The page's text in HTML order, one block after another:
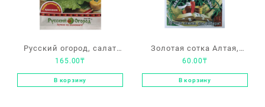
Русский огород, салат
кочанный «Берлинский
желтый»
165.00₸
В корзину
Золотая сотка Алтая,
чабер огородный
«Ароматный»
60.00₸
В корзину